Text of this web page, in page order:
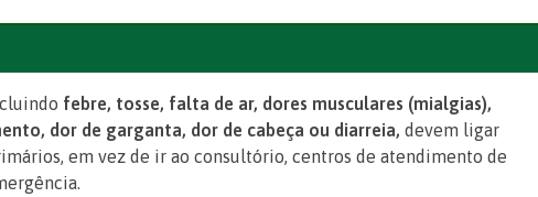
febre, tosse, falta de ar, dores musculares (mialgias),
dor de garganta, dor de cabeça ou diarreia, devem ligar
em vez de ir ao consultório, centros de atendimento de